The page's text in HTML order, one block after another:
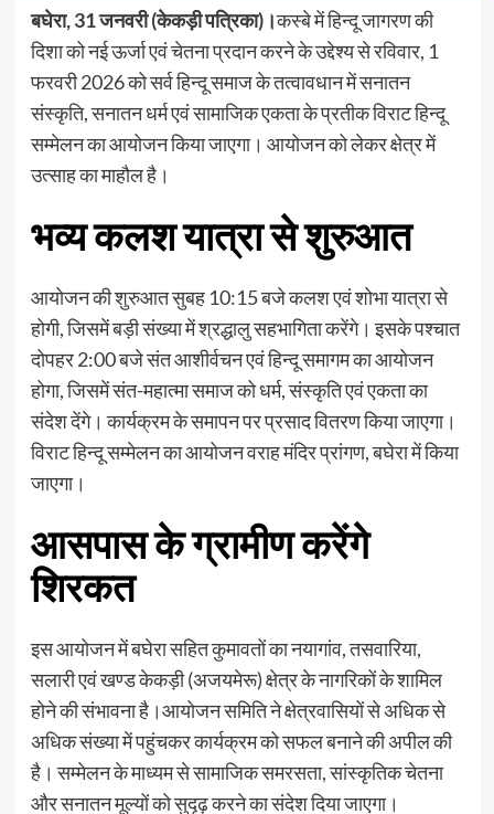
बघेरा, 31 जनवरी (केकड़ी पत्रिका)।कस्बे में हिन्दू जागरण की
दिशा को नई ऊर्जा एवं चेतना प्रदान करने के उद्देश्य से रविवार, 1
फरवरी 2026 को सर्व हिन्दू समाज के तत्वावधान में सनातन
संस्कृति, सनातन धर्म एवं सामाजिक एकता के प्रतीक विराट हिन्दू
सम्मेलन का आयोजन किया जाएगा। आयोजन को लेकर क्षेत्र में
उत्साह का माहौल है।
भव्य कलश यात्रा से शुरुआत
आयोजन की शुरुआत सुबह 10:15 बजे कलश एवं शोभा यात्रा से
होगी, जिसमें बड़ी संख्या में श्रद्धालु सहभागिता करेंगे। इसके पश्चात
दोपहर 2:00 बजे संत आशीर्वचन एवं हिन्दू समागम का आयोजन
होगा, जिसमें संत-महात्मा समाज को धर्म, संस्कृति एवं एकता का
संदेश देंगे। कार्यक्रम के समापन पर प्रसाद वितरण किया जाएगा।
विराट हिन्दू सम्मेलन का आयोजन वराह मंदिर प्रांगण, बघेरा में किया
जाएगा।
आसपास के ग्रामीण करेंगे
शिरकत
इस आयोजन में बघेरा सहित कुमावतों का नयागांव, तसवारिया,
सलारी एवं खण्ड केकड़ी (अजयमेरू) क्षेत्र के नागरिकों के शामिल
होने की संभावना है।आयोजन समिति ने क्षेत्रवासियों से अधिक से
अधिक संख्या में पहुंचकर कार्यक्रम को सफल बनाने की अपील की
है। सम्मेलन के माध्यम से सामाजिक समरसता, सांस्कृतिक चेतना
और सनातन मूल्यों को सुदृढ़ करने का संदेश दिया जाएगा।